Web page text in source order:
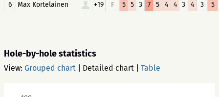
6
Max Kortelainen +19 F 5 5 3 7 5 4 4 3 4 3 5
Hole-by-hole statistics
View: Grouped chart Detailed chart Table